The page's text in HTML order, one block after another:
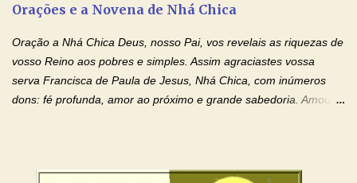
amo. Nós precisamos desesperadamente de cura física e
espiritual, através do toque consolador de tuas Mãos
ensanguentadas e infinitamente poderosas. Eu reconheço,
apesar de toda a minha limitação e da infinidade dos meus ...
Orações e a Novena de Nhá Chica
Oração a Nhá Chica Deus, nosso Pai, vos revelais as riquezas de
vosso Reino aos pobres e simples. Assim agraciastes vossa
serva Francisca de Paula de Jesus, Nhá Chica, com inúmeros
dons: fé profunda, amor ao próximo e grande sabedoria. Amou a
Senhor Jesus Cristo, vosso Filho, na unidade do Espírito Santo.